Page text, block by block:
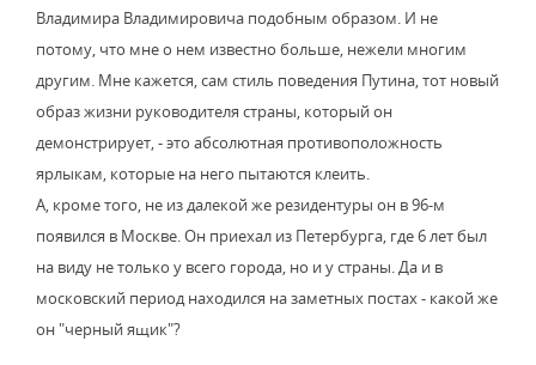
Владимира Владимировича подобным образом. И не
потому, что мне о нем известно больше, нежели многим
другим. Мне кажется, сам стиль поведения Путина, тот новый
образ жизни руководителя страны, который он
демонстрирует, - это абсолютная противоположность
ярлыкам, которые на него пытаются клеить.
А, кроме того, не из далекой же резидентуры он в 96-м
появился в Москве. Он приехал из Петербурга, где 6 лет был
на виду не только у всего города, но и у страны. Да и в
московский период находился на заметных постах - какой же
он "черный ящик"?